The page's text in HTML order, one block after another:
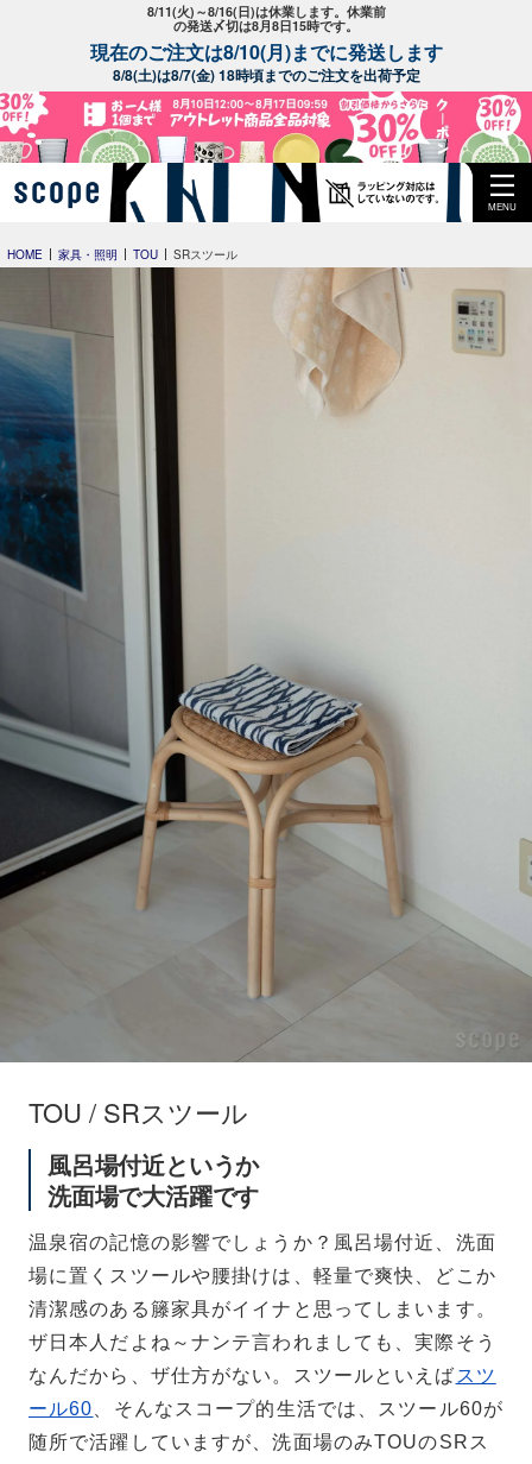
8/11(火)～8/16(日)は休業します。休業前
の発送〆切は8月8日15時です。
現在のご注文は8/10(月)までに発送します
8/8(土)は8/7(金) 18時頃までのご注文を出荷予定
MENU
HOME 家具・照明 TOU SRスツール
TOU / SRスツール
風呂場付近というか
洗面場で大活躍です
温泉宿の記憶の影響でしょうか？風呂場付近、洗面
場に置くスツールや腰掛けは、軽量で爽快、どこか
清潔感のある籐家具がイイナと思ってしまいます。
ザ日本人だよね～ナンテ言われましても、実際そう
なんだから、ザ仕方がない。スツールといえば スツ
ール60 、そんなスコープ的生活では、スツール60が
随所で活躍していますが、洗面場のみTOUのSRス